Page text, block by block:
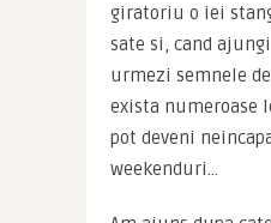
giratoriu o iei
sate si, cand
urmezi semnele
exista numeroase
pot deveni
weekenduri…